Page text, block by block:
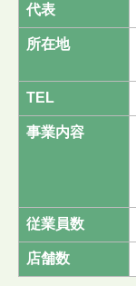
代表
所在地
TEL
事業内容
従業員数
店舗数